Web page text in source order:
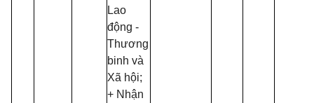
Lao
động -
Thương
binh và
Xã hội;
+ Nhận